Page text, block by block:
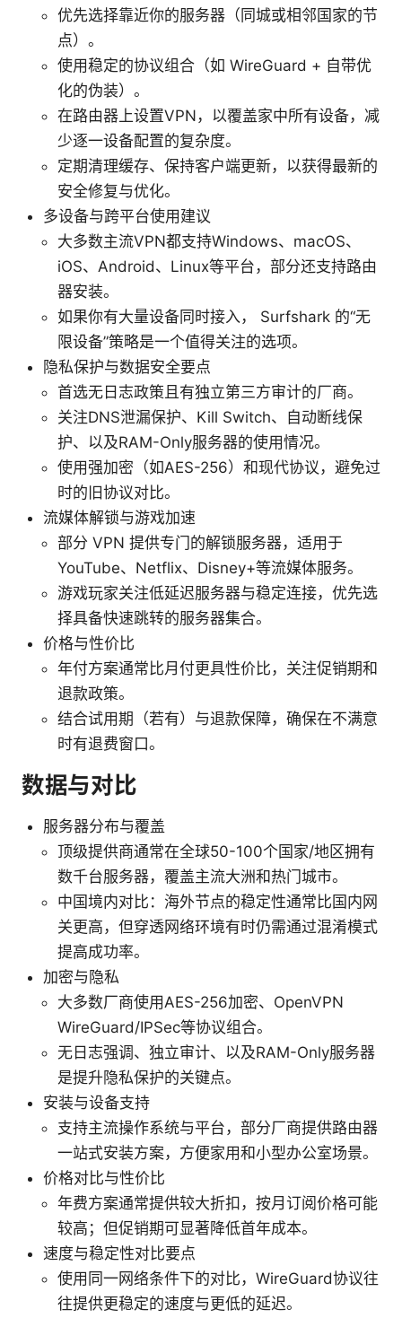
优先选择靠近你的服务器（同城或相邻国家的节
点）。
使用稳定的协议组合（如 WireGuard + 自带优
化的伪装）。
在路由器上设置VPN，以覆盖家中所有设备，减
少逐一设备配置的复杂度。
定期清理缓存、保持客户端更新，以获得最新的
安全修复与优化。
多设备与跨平台使用建议
大多数主流VPN都支持Windows、macOS、
iOS、Android、Linux等平台，部分还支持路由
器安装。
如果你有大量设备同时接入， Surfshark 的“无
限设备”策略是一个值得关注的选项。
隐私保护与数据安全要点
首选无日志政策且有独立第三方审计的厂商。
关注DNS泄漏保护、Kill Switch、自动断线保
护、以及RAM-Only服务器的使用情况。
使用强加密（如AES-256）和现代协议，避免过
时的旧协议对比。
流媒体解锁与游戏加速
部分 VPN 提供专门的解锁服务器，适用于
YouTube、Netflix、Disney+等流媒体服务。
游戏玩家关注低延迟服务器与稳定连接，优先选
择具备快速跳转的服务器集合。
价格与性价比
年付方案通常比月付更具性价比，关注促销期和
退款政策。
结合试用期（若有）与退款保障，确保在不满意
时有退费窗口。
数据与对比
服务器分布与覆盖
顶级提供商通常在全球50-100个国家/地区拥有
数千台服务器，覆盖主流大洲和热门城市。
中国境内对比：海外节点的稳定性通常比国内网
关更高，但穿透网络环境有时仍需通过混淆模式
提高成功率。
加密与隐私
大多数厂商使用AES-256加密、OpenVPN
WireGuard/IPSec等协议组合。
无日志强调、独立审计、以及RAM-Only服务器
是提升隐私保护的关键点。
安装与设备支持
支持主流操作系统与平台，部分厂商提供路由器
一站式安装方案，方便家用和小型办公室场景。
价格对比与性价比
年费方案通常提供较大折扣，按月订阅价格可能
较高；但促销期可显著降低首年成本。
速度与稳定性对比要点
使用同一网络条件下的对比，WireGuard协议往
往提供更稳定的速度与更低的延迟。